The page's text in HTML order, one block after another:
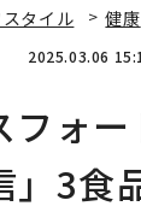
タイル 健康
2025.03.06
フォ
」3食